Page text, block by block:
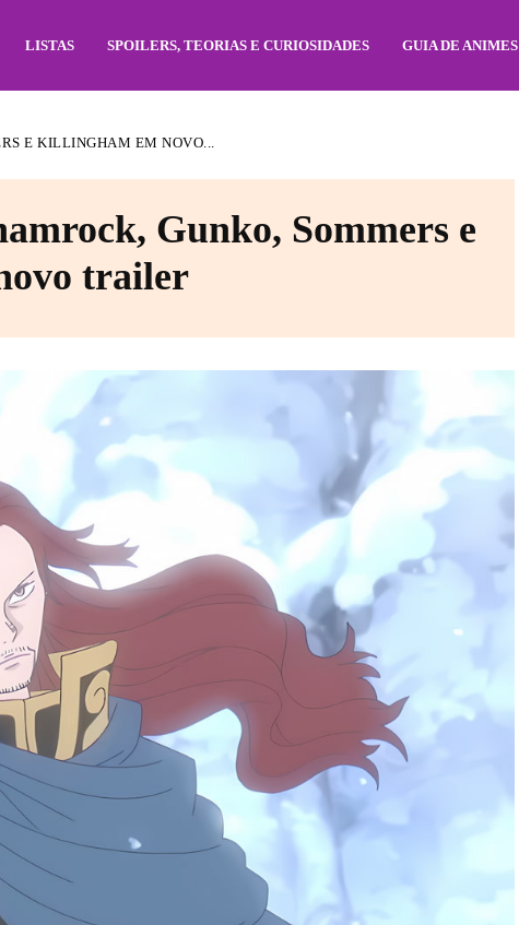
LISTAS SPOILERS, TEORIAS E CURIOSIDADES GUIA DE ANIMES
E KILLINGHAM EM NOVO...
Gunko, Sommers e
trailer